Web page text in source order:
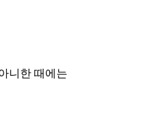
니한 때에는